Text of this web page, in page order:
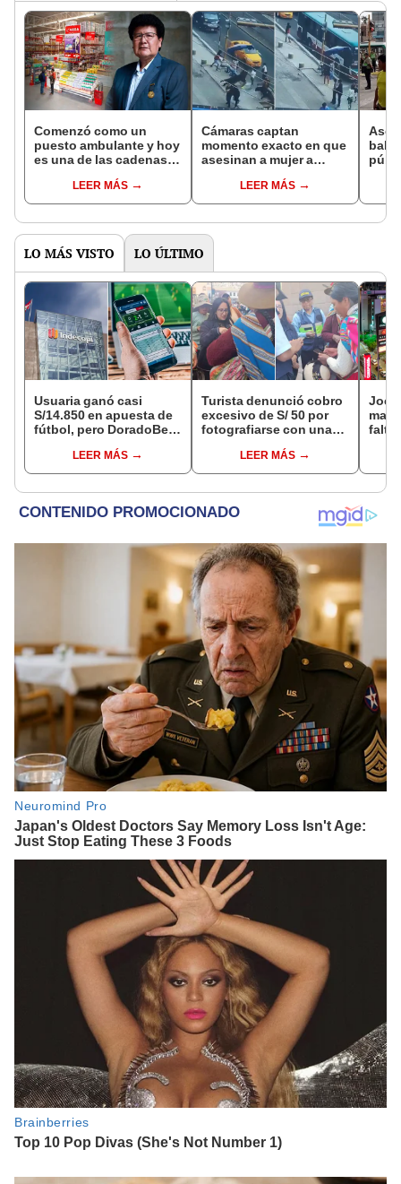
Comenzó como un
puesto ambulante y hoy
es una de las cadenas
de Lima: dueño vendía
chupetes en Comas
LEER MÁS
Cámaras captan
momento exacto en que
asesinan a mujer a
delincuente llegó a pie y
huyó corriendo
LEER MÁS
LO MÁS VISTO LO ÚLTIMO
Usuaria ganó casi
S/14.850 en apuesta de
fútbol, pero DoradoBet
Indecopi multó a la
empresa con más de S/
LEER MÁS
Turista denunció cobro
excesivo de S/ 50 por
fotografiarse con una
Serenazgo recuperó el
dinero
LEER MÁS
falta